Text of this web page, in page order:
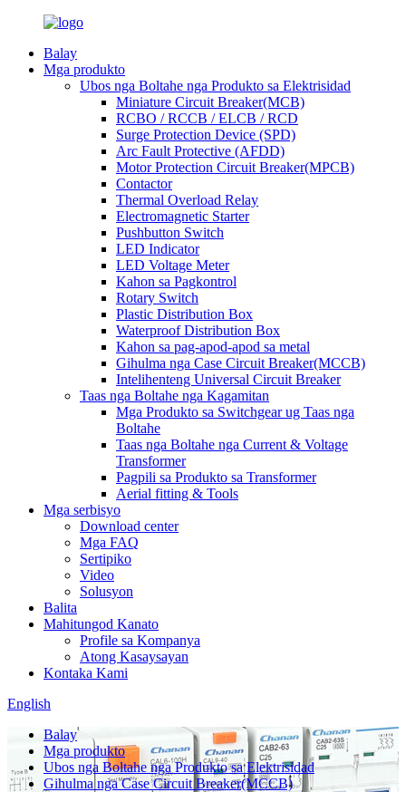
Balay
Mga produkto
Ubos nga Boltahe nga Produkto sa Elektrisidad
Miniature Circuit Breaker(MCB)
RCBO / RCCB / ELCB / RCD
Surge Protection Device (SPD)
Arc Fault Protective (AFDD)
Motor Protection Circuit Breaker(MPCB)
Contactor
Thermal Overload Relay
Electromagnetic Starter
Pushbutton Switch
LED Indicator
LED Voltage Meter
Kahon sa Pagkontrol
Rotary Switch
Plastic Distribution Box
Waterproof Distribution Box
Kahon sa pag-apod-apod sa metal
Gihulma nga Case Circuit Breaker(MCCB)
Intelihenteng Universal Circuit Breaker
Taas nga Boltahe nga Kagamitan
Mga Produkto sa Switchgear ug Taas nga
Boltahe
Taas nga Boltahe nga Current & Voltage
Transformer
Pagpili sa Produkto sa Transformer
Aerial fitting & Tools
Mga serbisyo
Download center
Mga FAQ
Sertipiko
Video
Solusyon
Balita
Mahitungod Kanato
Profile sa Kompanya
Atong Kasaysayan
Kontaka Kami
English
Balay
Mga produkto
Ubos nga Boltahe nga Produkto sa Elektrisidad
Gihulma nga Case Circuit Breaker(MCCB)